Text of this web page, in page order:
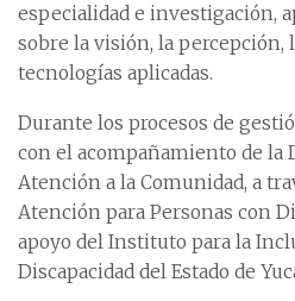
especialidad e investigación,
sobre la visión, la percepción,
tecnologías aplicadas.
Durante los procesos de
con el acompañamiento de la
Atención a la Comunidad, a
Atención para Personas con
apoyo del Instituto para la
Discapacidad del Estado de